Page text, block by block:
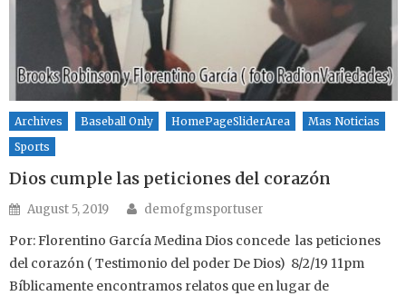
Archives Baseball Only HomePageSliderArea
Mas Noticias
Sports
Dios cumple las peticiones del corazón
Posted on
August 5, 2019 Author
demofgmsportuser
Por: Florentino García Medina Dios concede las peticiones
del corazón ( Testimonio del poder De Dios) 8/2/19 11pm
Bíblicamente encontramos relatos que en lugar de